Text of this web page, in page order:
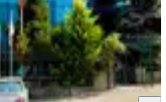
Ali Ayyıldız